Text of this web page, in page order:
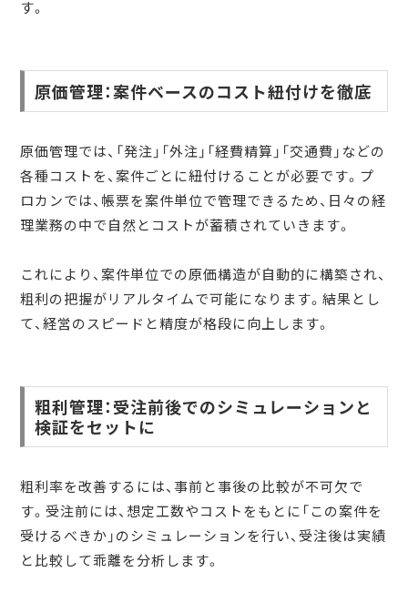
す。
原価管理：案件ベースのコスト紐付けを徹底
原価管理では、「発注」「外注」「経費精算」「交通費」などの
各種コストを、案件ごとに紐付けることが必要です。プ
ロカンでは、帳票を案件単位で管理できるため、日々の経
理業務の中で自然とコストが蓄積されていきます。
これにより、案件単位での原価構造が自動的に構築され、
粗利の把握がリアルタイムで可能になります。結果とし
て、経営のスピードと精度が格段に向上します。
粗利管理：受注前後でのシミュレーションと
検証をセットに
粗利率を改善するには、事前と事後の比較が不可欠で
す。受注前には、想定工数やコストをもとに「この案件を
受けるべきか」のシミュレーションを行い、受注後は実績
と比較して乖離を分析します。